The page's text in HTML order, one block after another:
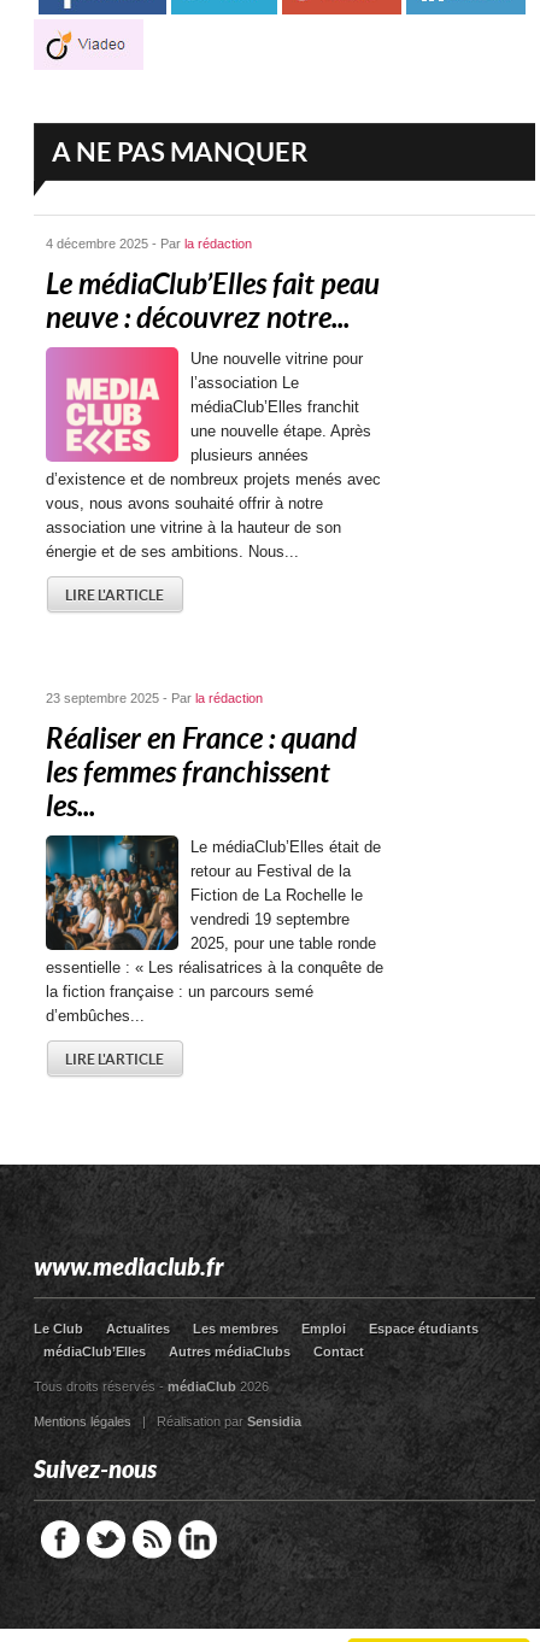
A NE PAS MANQUER
4 décembre 2025 - Par la rédaction
Le médiaClub’Elles fait peau
neuve : découvrez notre...
Une nouvelle vitrine pour
l’association Le
médiaClub’Elles franchit
une nouvelle étape. Après
plusieurs années
d’existence et de nombreux projets menés avec
vous, nous avons souhaité offrir à notre
association une vitrine à la hauteur de son
énergie et de ses ambitions. Nous...
LIRE L'ARTICLE
23 septembre 2025 - Par la rédaction
Réaliser en France : quand
les femmes franchissent
les...
Le médiaClub’Elles était de
retour au Festival de la
Fiction de La Rochelle le
vendredi 19 septembre
2025, pour une table ronde
essentielle : « Les réalisatrices à la conquête de
la fiction française : un parcours semé
d’embûches...
LIRE L'ARTICLE
www.mediaclub.fr
Le Club Actualites Les membres Emploi
Espace étudiants
médiaClub’Elles
Autres médiaClubs Contact
Tous droits réservés -médiaClub 2026
Mentions légales| Réalisation parSensidia
Suivez-nous